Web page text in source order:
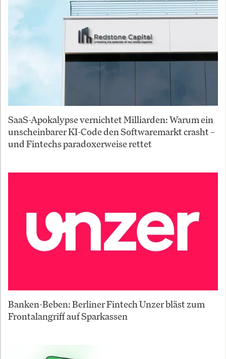
SaaS-Apokalypse vernichtet Milliarden: Warum ein
unscheinbarer KI-Code den Softwaremarkt crasht –
und Fintechs paradoxerweise rettet
Banken-Beben: Berliner Fintech Unzer bläst zum
Frontalangriff auf Sparkassen